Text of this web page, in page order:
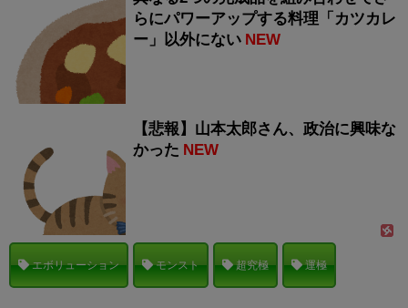
らにパワーアップする料理「カツカレ
ー」以外にない NEW
【悲報】山本太郎さん、政治に興味な
かった NEW
エボリューション モンスト 超究極 運極